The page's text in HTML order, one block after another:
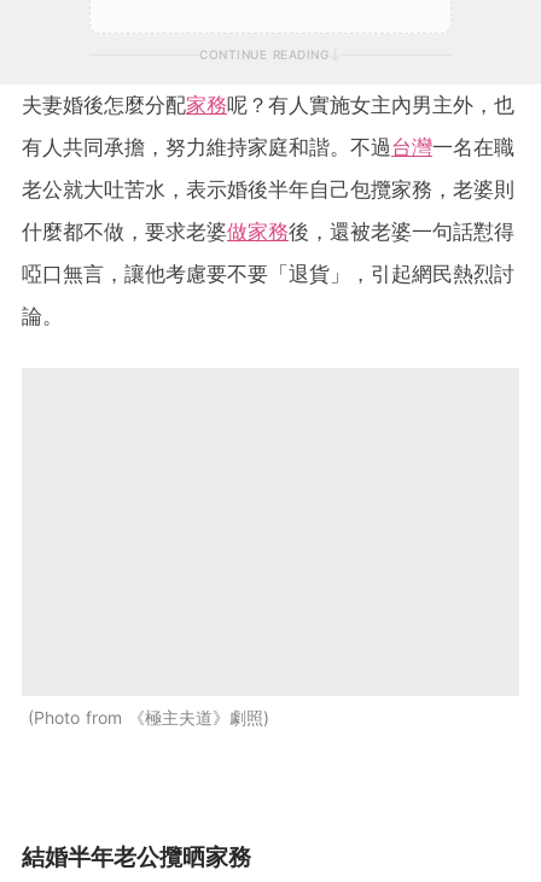
CONTINUE READING
夫妻婚後怎麼分配家務呢？有人實施女主內男主外，也
有人共同承擔，努力維持家庭和諧。不過台灣一名在職
老公就大吐苦水，表示婚後半年自己包攬家務，老婆則
什麼都不做，要求老婆做家務後，還被老婆一句話懟得
啞口無言，讓他考慮要不要「退貨」，引起網民熱烈討
論。
Photo from 《極主夫道》劇照
結婚半年老公攬晒家務